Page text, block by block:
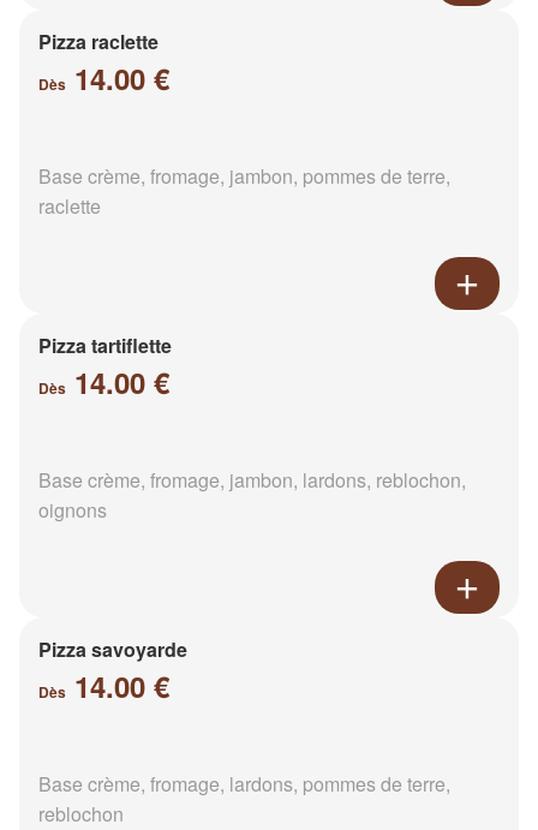
Pizza raclette
Dès 14.00 €
Base crème, fromage, jambon, pommes de terre,
raclette
Pizza tartiflette
Dès 14.00 €
Base crème, fromage, jambon, lardons, reblochon,
oignons
Pizza savoyarde
Dès 14.00 €
Base crème, fromage, lardons, pommes de terre,
reblochon